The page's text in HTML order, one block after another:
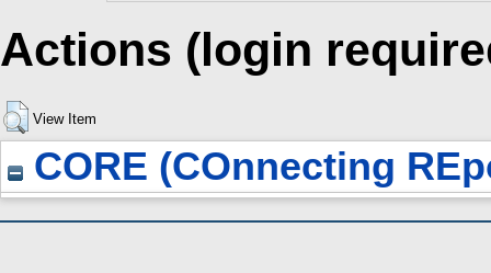
Actions (login
View Item
CORE (COnnecting